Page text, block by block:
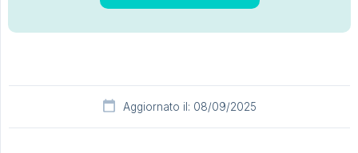
Aggiornato il: 08/09/2025